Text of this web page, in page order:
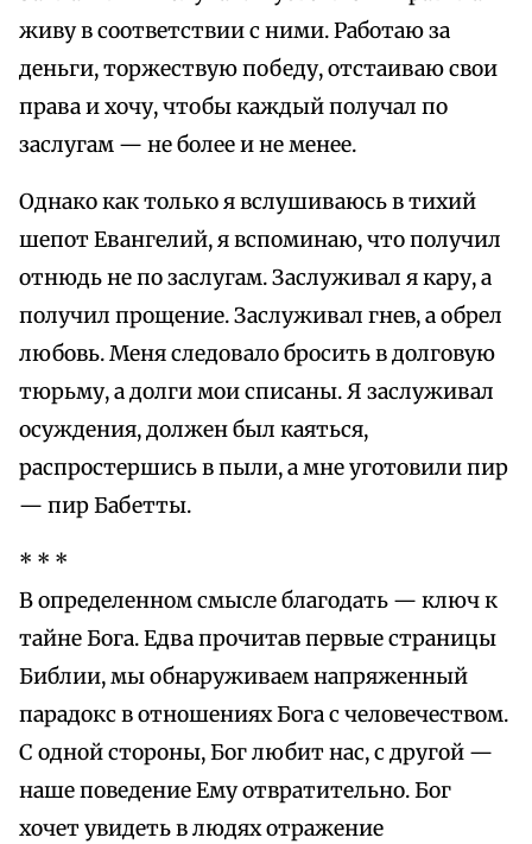
живу в соответствии с ними. Работаю за
деньги, торжествую победу, отстаиваю свои
права и хочу, чтобы каждый получал по
заслугам — не более и не менее.
Однако как только я вслушиваюсь в тихий
шепот Евангелий, я вспоминаю, что получил
отнюдь не по заслугам. Заслуживал я кару, а
получил прощение. Заслуживал гнев, а обрел
любовь. Меня следовало бросить в долговую
тюрьму, а долги мои списаны. Я заслуживал
осуждения, должен был каяться,
распростершись в пыли, а мне уготовили пир
— пир Бабетты.
* * *
В определенном смысле благодать — ключ к
тайне Бога. Едва прочитав первые страницы
Библии, мы обнаруживаем напряженный
парадокс в отношениях Бога с человечеством.
С одной стороны, Бог любит нас, с другой —
наше поведение Ему отвратительно. Бог
хочет увидеть в людях отражение